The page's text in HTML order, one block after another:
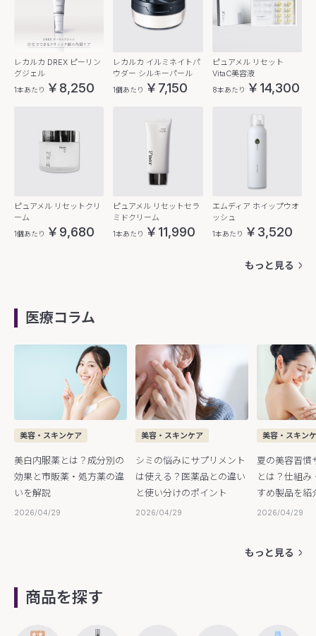
レカルカ DREX ピーリン
グジェル
1本あたり ￥8,250
レカルカ イルミネイトパ
ウダー シルキーパール
1個あたり ￥7,150
ピュアメル リセット
VitaC美容液
8本あたり ￥14,300
ピュアメル リセットクリ
ーム
1個あたり ￥9,680
ピュアメル リセットセラ
ミドクリーム
1本あたり ￥11,990
エムディア ホイップウオ
ッシュ
1本あたり ￥3,520
もっと見る
医療コラム
美容・スキンケア
美白内服薬とは？成分別の
効果と市販薬・処方薬の違
いを解説
2026/04/29
美容・スキンケア
シミの悩みにサプリメント
は使える？医薬品との違い
と使い分けのポイント
2026/04/29
美容・スキン
夏の美容習慣
とは？仕組み
すめ製品を紹
2026/04/29
もっと見る
商品を探す